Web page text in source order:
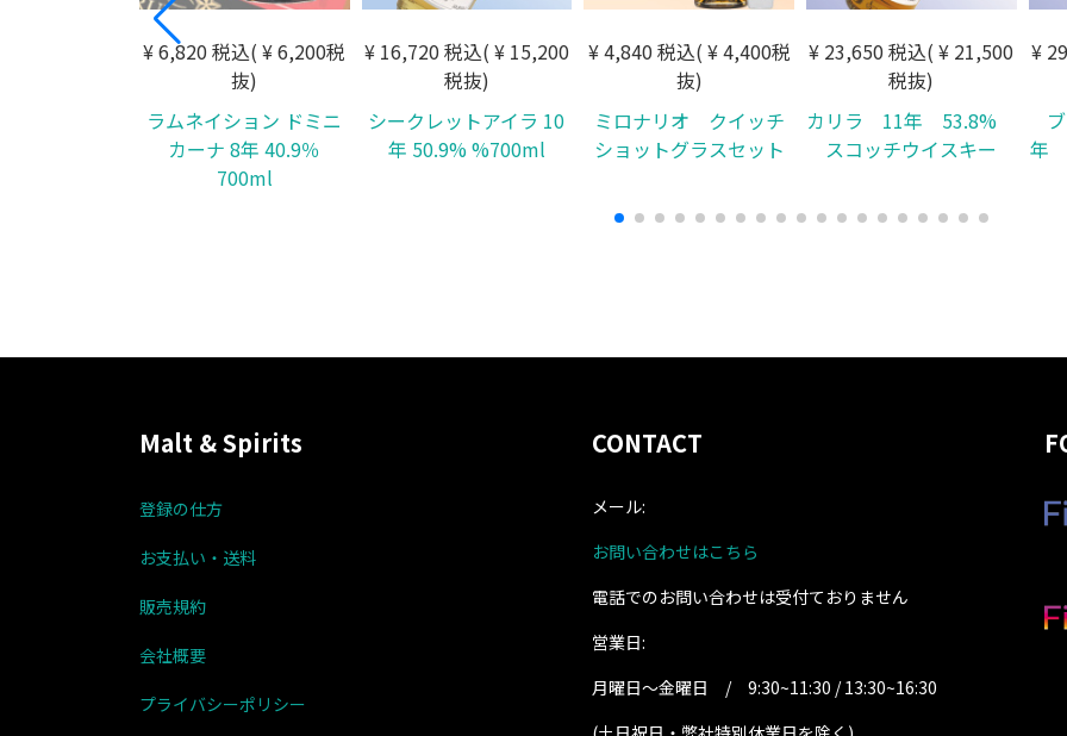
¥ 6,820 税込( ¥ 6,200税
抜)
ラムネイション ドミニ
カーナ 8年 40.9％
700ml
¥ 16,720 税込( ¥ 15,200
税抜)
シークレットアイラ 10
年 50.9% %700ml
¥ 4,840 税込( ¥ 4,400税
抜)
ミロナリオ クイッチ
ショットグラスセット
¥ 23,650 税込( ¥ 21,500
税抜)
カリラ 11年 53.8%
スコッチウイスキー
¥
年
Malt & Spirits
登録の仕方
お支払い・送料
販売規約
会社概要
プライバシーポリシー
CONTACT
メール:
お問い合わせはこちら
電話でのお問い合わせは受付ておりません
営業日:
月曜日～金曜日 / 9:30~11:30 / 13:30~16:30